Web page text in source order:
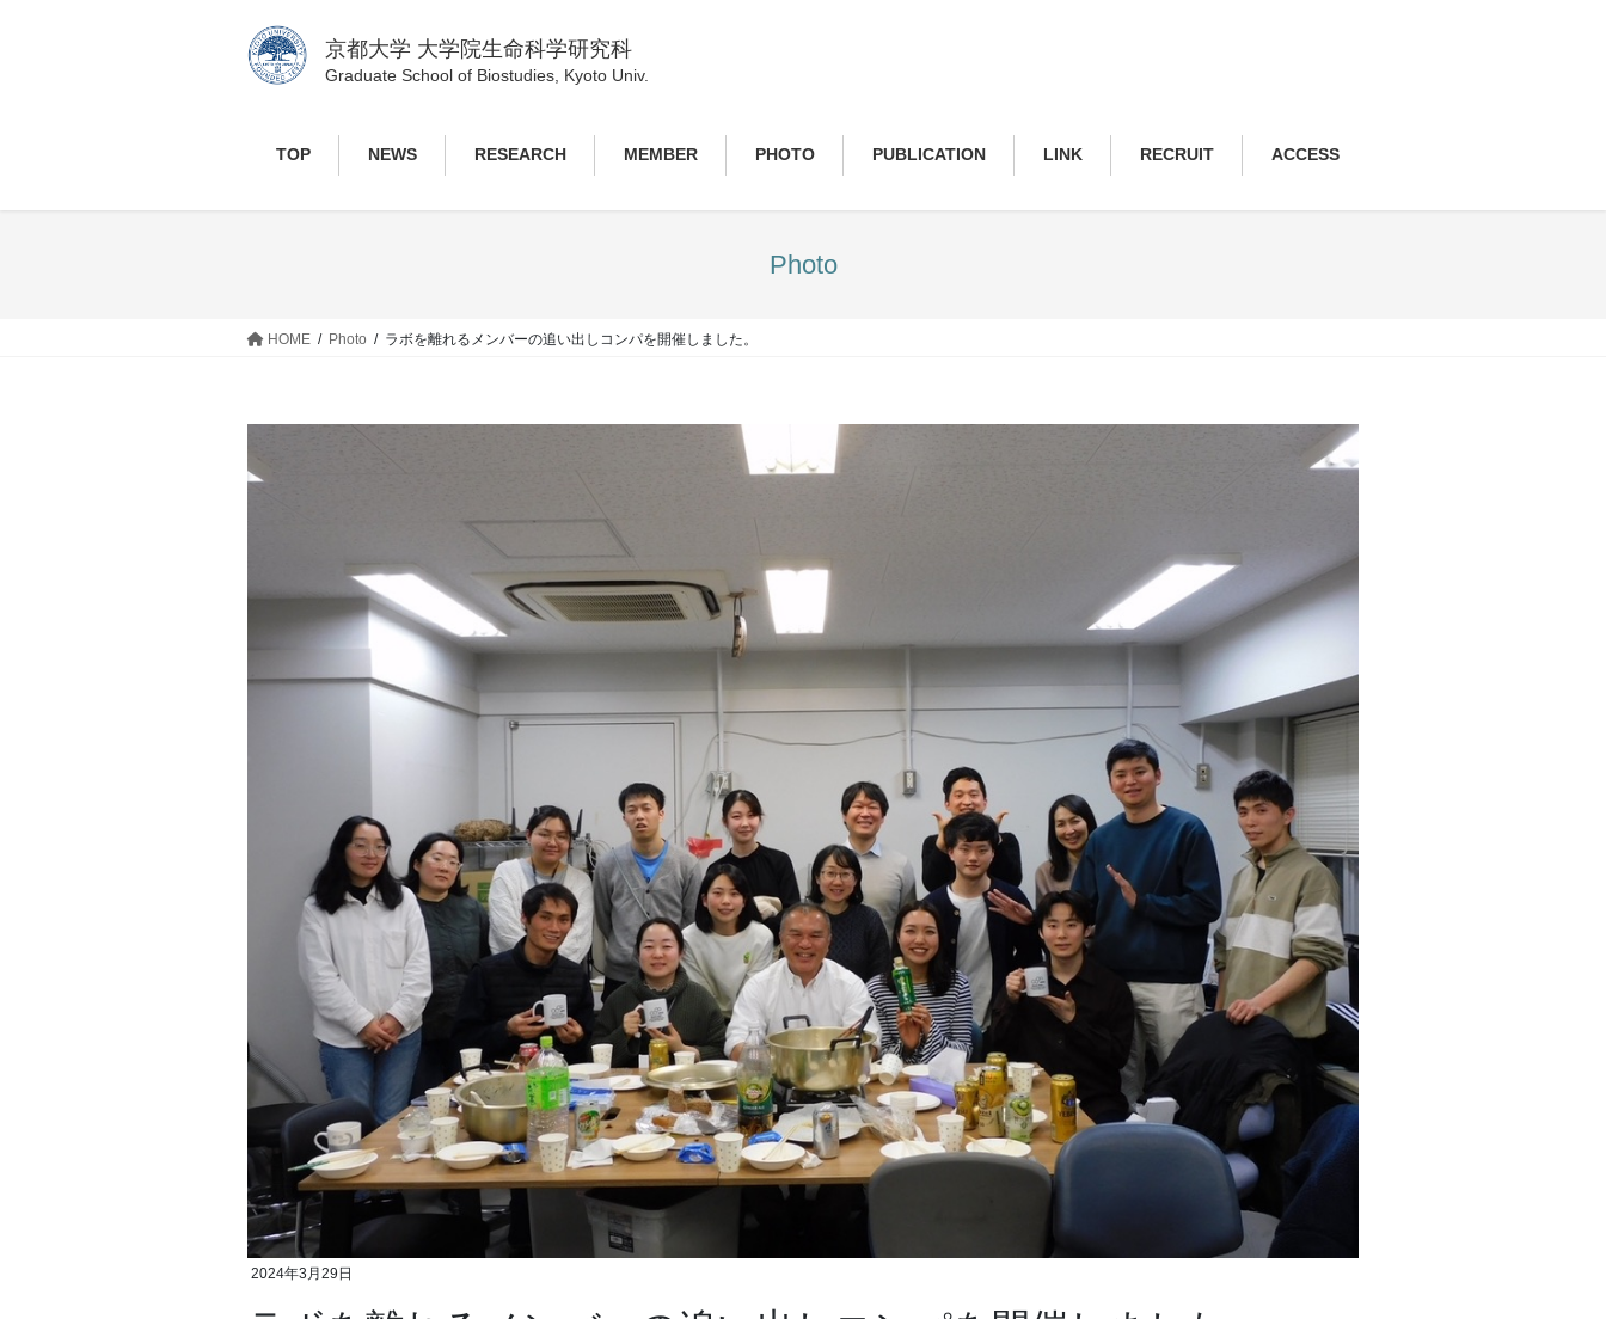
キ
に
京都大学 大学院生命科学研究科
Graduate School of Biostudies, Kyoto Univ.
TOP NEWS RESEARCH MEMBER PHOTO PUBLICATION LINK RECRUIT ACCESS
Photo
HOME Photo ラボを離れるメンバーの追い出しコンパを開催しました。
2024年3月29日